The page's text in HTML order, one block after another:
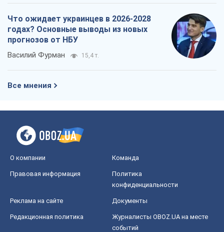
Что ожидает украинцев в 2026-2028
годах? Основные выводы из новых
прогнозов от НБУ
Василий Фурман 15,4 т.
Все мнения
О компании Команда
Правовая информация
Политика
конфиденциальности
Реклама на сайте Документы
Редакционная политика
Журналисты OBOZ.UA на месте
событий